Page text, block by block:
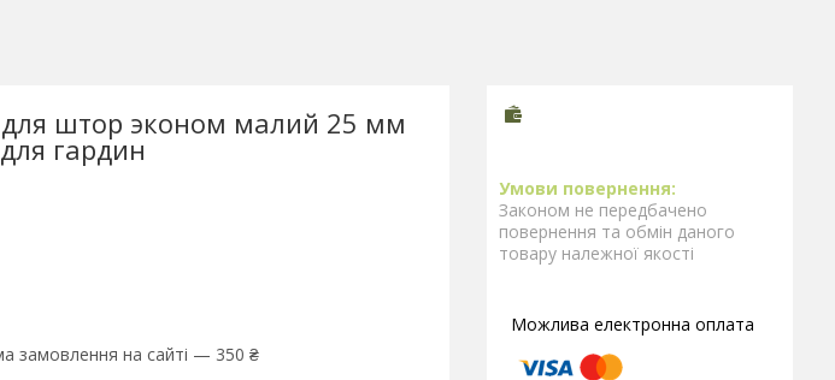
штор эконом малий 25 мм
гардин
замовлення на сайті — 350 ₴
Законом не передбачено
повернення та обмін даного
товару належної якості